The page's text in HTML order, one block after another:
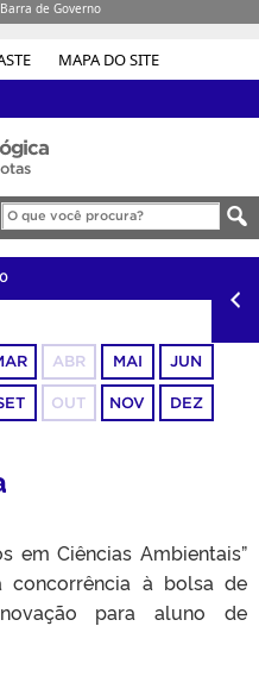
MAPA DO SITE
de Governo
ABR MAI JUN
OUT NOV DEZ
em Ciências Ambientais”
à bolsa de
para aluno de